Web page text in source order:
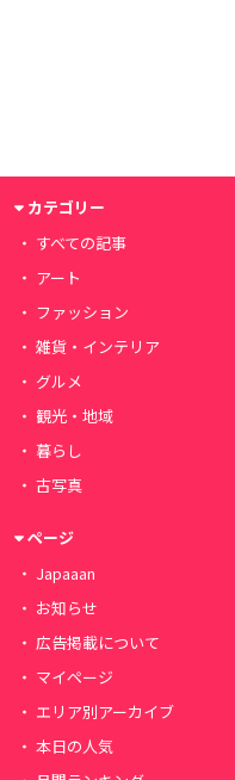
カテゴリー
すべての記事
アート
ファッション
雑貨・インテリア
グルメ
観光・地域
暮らし
古写真
ページ
Japaaan
お知らせ
広告掲載について
マイページ
エリア別アーカイブ
本日の人気